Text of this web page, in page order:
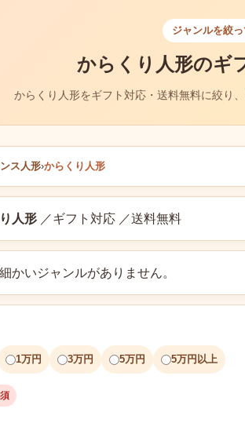
ジャンルを絞
からくり人形のギ
からくり人形をギフト対応・送料無料に絞り
ス人形›からくり人形
人形 ／ギフト対応 ／送料無料
かいジャンルがありません。
1万円 3万円 5万円 5万円以上